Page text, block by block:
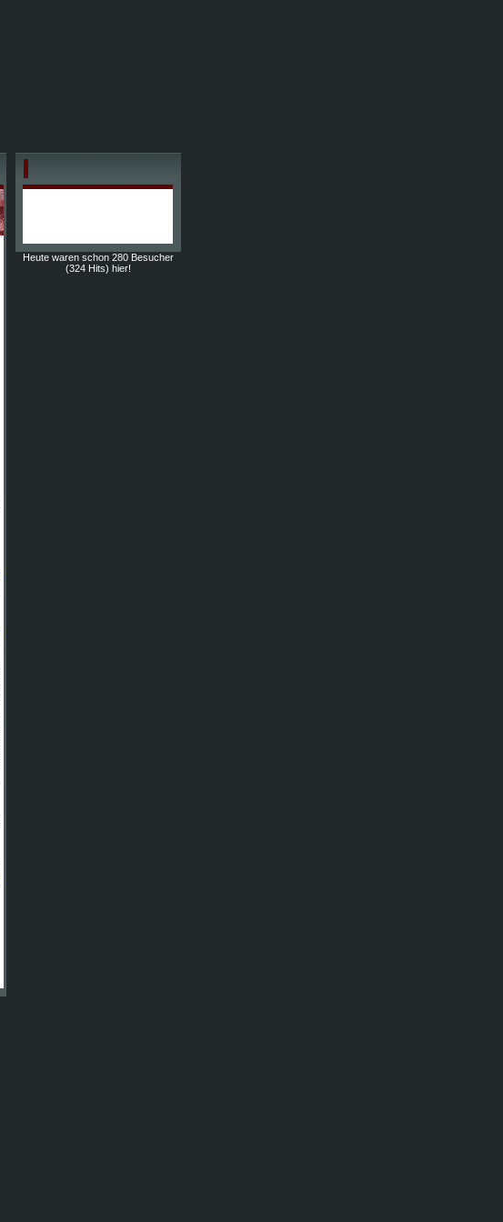
Heute waren schon 280 Besucher
(324 Hits) hier!